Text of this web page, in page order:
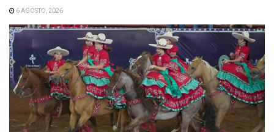
6 AGOSTO, 2026